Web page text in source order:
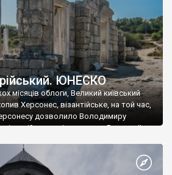
ЮНЕСКО
місяців облоги, Великий київський
Херсонес, візантійське, на той час,
дозволило Володимиру
імператору Василю ІІ, та
язичник, став Василем-християнином.
Русі. На честь Херсонесу Таврійського